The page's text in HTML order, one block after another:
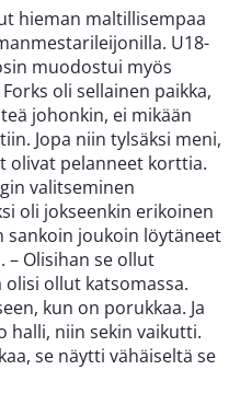
hieman maltillisempaa
U18-
muodostui myös
oli sellainen paikka,
johonkin, ei mikään
Jopa niin tylsäksi meni,
olivat pelanneet korttia.
valitseminen
oli jokseenkin erikoinen
sankoin joukoin löytäneet
– Olisihan se ollut
ollut katsomassa.
kun on porukkaa. Ja
halli, niin sekin vaikutti.
se näytti vähäiseltä se